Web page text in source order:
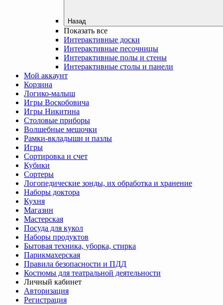
Назад
Показать все
Интерактивные доски
Интерактивные песочницы
Интерактивные полы и стены
Интерактивные столы и панели
Мой аккаунт
Корзина
Логико-малыш
Игры Воскобовича
Игры Никитина
Столовые приборы
Волшебные мешочки
Рамки-вкладыши и пазлы
Игры
Сортировка и счет
Кубики
Сортеры
Логопедические зонды, их обработка и хранение
Наборы доктора
Кухня
Магазин
Мастерская
Посуда для кукол
Наборы продуктов
Бытовая техника, уборка, стирка
Парикмахерская
Правила безопасности и ПДД
Костюмы для театральной деятельности
Личный кабинет
Авторизация
Регистрация